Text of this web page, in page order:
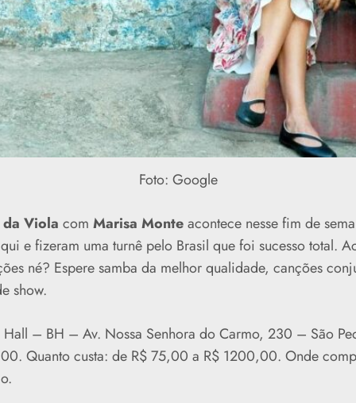
Foto: Google
Viola com Marisa Monteacontece nesse fim de
e fizeram uma turnê pelo Brasil que foi sucesso total.
né? Espere samba da melhor qualidade, canções
show.
Hall – BH – Av. Nossa Senhora do Carmo, 230 – São
Quanto custa: de R$ 75,00 a R$ 1200,00. Onde